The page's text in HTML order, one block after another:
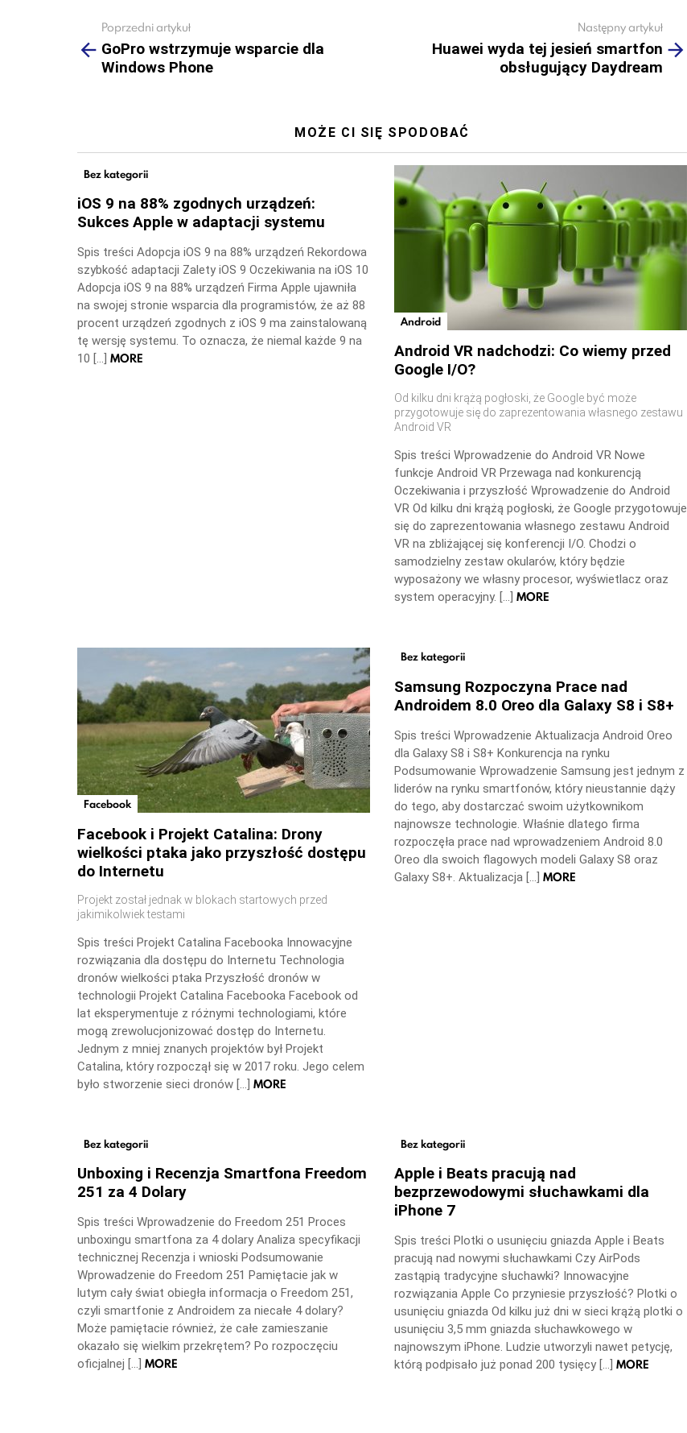
more
Poprzedni artykuł
GoPro wstrzymuje wsparcie dla
Windows Phone
Następny artykuł
Huawei wyda tej jesień smartfon
obsługujący Daydream
MOŻE CI SIĘ SPODOBAĆ
Bez kategorii
iOS 9 na 88% zgodnych urządzeń:
Sukces Apple w adaptacji systemu
Spis treści Adopcja iOS 9 na 88% urządzeń Rekordowa
szybkość adaptacji Zalety iOS 9 Oczekiwania na iOS 10
Adopcja iOS 9 na 88% urządzeń Firma Apple ujawniła
na swojej stronie wsparcia dla programistów, że aż 88
procent urządzeń zgodnych z iOS 9 ma zainstalowaną
tę wersję systemu. To oznacza, że niemal każde 9 na
10 […] MORE
Android
Android VR nadchodzi: Co wiemy przed
Google I/O?
Od kilku dni krążą pogłoski, że Google być może
przygotowuje się do zaprezentowania własnego zestawu
Android VR
Spis treści Wprowadzenie do Android VR Nowe
funkcje Android VR Przewaga nad konkurencją
Oczekiwania i przyszłość Wprowadzenie do Android
VR Od kilku dni krążą pogłoski, że Google przygotowuje
się do zaprezentowania własnego zestawu Android
VR na zbliżającej się konferencji I/O. Chodzi o
samodzielny zestaw okularów, który będzie
wyposażony we własny procesor, wyświetlacz oraz
system operacyjny. […] MORE
Facebook
Facebook i Projekt Catalina: Drony
wielkości ptaka jako przyszłość dostępu
do Internetu
Projekt został jednak w blokach startowych przed
jakimikolwiek testami
Spis treści Projekt Catalina Facebooka Innowacyjne
rozwiązania dla dostępu do Internetu Technologia
dronów wielkości ptaka Przyszłość dronów w
technologii Projekt Catalina Facebooka Facebook od
lat eksperymentuje z różnymi technologiami, które
mogą zrewolucjonizować dostęp do Internetu.
Jednym z mniej znanych projektów był Projekt
Catalina, który rozpoczął się w 2017 roku. Jego celem
było stworzenie sieci dronów […] MORE
Bez kategorii
Samsung Rozpoczyna Prace nad
Androidem 8.0 Oreo dla Galaxy S8 i S8+
Spis treści Wprowadzenie Aktualizacja Android Oreo
dla Galaxy S8 i S8+ Konkurencja na rynku
Podsumowanie Wprowadzenie Samsung jest jednym z
liderów na rynku smartfonów, który nieustannie dąży
do tego, aby dostarczać swoim użytkownikom
najnowsze technologie. Właśnie dlatego firma
rozpoczęła prace nad wprowadzeniem Android 8.0
Oreo dla swoich flagowych modeli Galaxy S8 oraz
Galaxy S8+. Aktualizacja […] MORE
Bez kategorii
Unboxing i Recenzja Smartfona Freedom
251 za 4 Dolary
Spis treści Wprowadzenie do Freedom 251 Proces
unboxingu smartfona za 4 dolary Analiza specyfikacji
technicznej Recenzja i wnioski Podsumowanie
Wprowadzenie do Freedom 251 Pamiętacie jak w
lutym cały świat obiegła informacja o Freedom 251,
czyli smartfonie z Androidem za niecałe 4 dolary?
Może pamiętacie również, że całe zamieszanie
okazało się wielkim przekrętem? Po rozpoczęciu
oficjalnej […] MORE
Bez kategorii
Apple i Beats pracują nad
bezprzewodowymi słuchawkami dla
iPhone 7
Spis treści Plotki o usunięciu gniazda Apple i Beats
pracują nad nowymi słuchawkami Czy AirPods
zastąpią tradycyjne słuchawki? Innowacyjne
rozwiązania Apple Co przyniesie przyszłość? Plotki o
usunięciu gniazda Od kilku już dni w sieci krążą plotki o
usunięciu 3,5 mm gniazda słuchawkowego w
najnowszym iPhone. Ludzie utworzyli nawet petycję,
którą podpisało już ponad 200 tysięcy […] MORE